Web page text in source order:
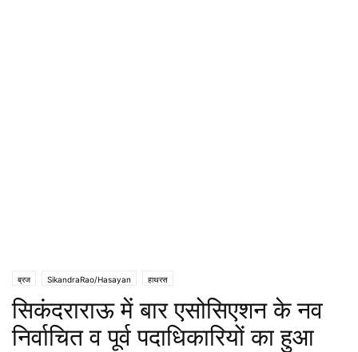
ब्रज SikandraRao/Hasayan हाथरस
सिकंदराराऊ में बार एसोसिएशन के नव
निर्वाचित व पूर्व पदाधिकारियों का हुआ